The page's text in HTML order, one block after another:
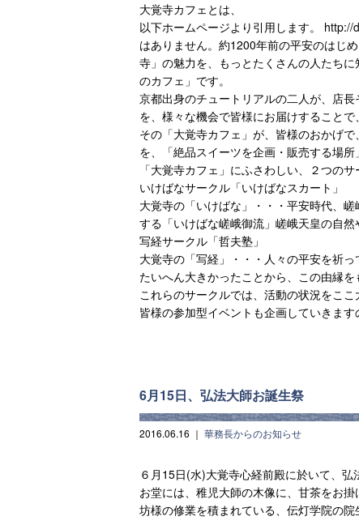
大覚寺カフェとは、
以下ホームページより引用します。
はありません。約1200年前の平安のはじ
寺」の魅力を、もっとたくさんの人たち
のカフェ」です。
京都出身のチュートリアルの二人が、店
を、様々な機会で皆様にお届けすること
その「大覚寺カフェ」が、皆様のおかげ
を、「絶品スイーツを企画・販売する場
「大覚寺カフェ」にふさわしい、２つの
いけばなサークル「いけばなスカート」
大覚寺の「いけばな」・・・平安時代、
する「いけばな嵯峨御流」嵯峨天皇の自
写経サークル「哲夫塾」
大覚寺の「写経」・・・人々の平安を祈
たいへん大きかったことから、この由縁
これらのサークルでは、活動の状況をこ
皆様の参加型イベントも企画していきます
6月15日、弘法大師お誕生祭
2016.06.16 ｜ 華務長からのお知らせ
６月15日(水)大覚寺心経前殿に於いて、弘
お堂には、稚児大師の木像に、甘茶をお
坊様の修業を積まれている、伝灯学院の